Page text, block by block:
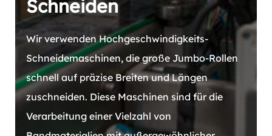
Schneiden
Wir verwenden Hochgeschwindigkeits-
Schneidemaschinen, die große Jumbo-Rollen
schnell auf präzise Breiten und Längen
zuschneiden. Diese Maschinen sind für die
Verarbeitung einer Vielzahl von